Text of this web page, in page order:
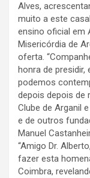
Alves,
muito a este
ensino oficial em
Misericórdia de
oferta.
honra de presidir,
podemos
depois depois de
Clube de Arganil
e de outros
Manuel
“Amigo Dr.
fazer esta
Coimbra,